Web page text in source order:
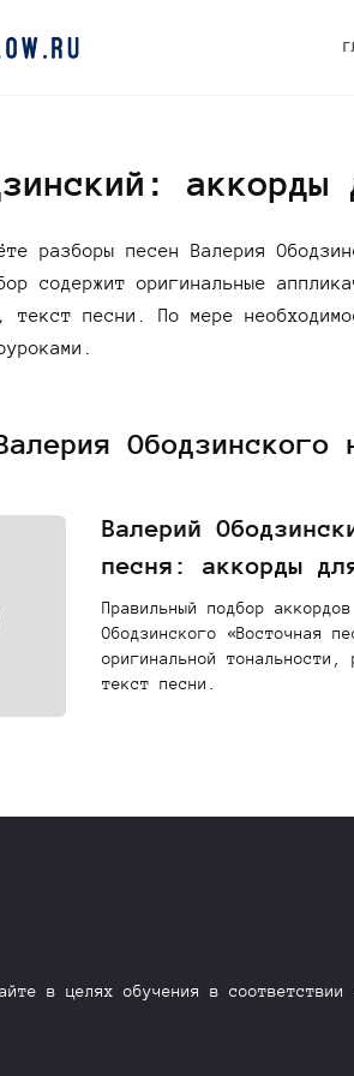
аккорды
разборы песен Валерия
содержит оригинальные
текст песни. По мере
Ободзинского
Валерий
песня: аккорды
Правильный подбор
Ободзинского «Восточная
оригинальной
текст песни.
в целях обучения в